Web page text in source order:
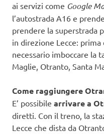
ai servizi come Google
l’autostrada A16 e
prendere la superstrada
in direzione Lecce: prima
necessario imboccare la
Maglie, Otranto, Santa
Come raggiungere
E’ possibile arrivare a
diretti. Con il treno, la
Lecce che dista da